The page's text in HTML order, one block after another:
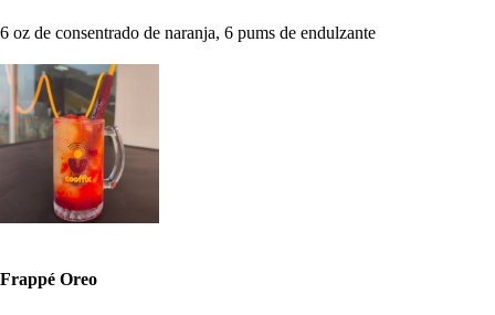
6 oz de consentrado de naranja, 6 pums de endulzante
Frappé Oreo